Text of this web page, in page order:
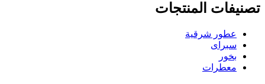
تصنيفات المنتجات
عطور شرقية
سبراى
بخور
معطرات